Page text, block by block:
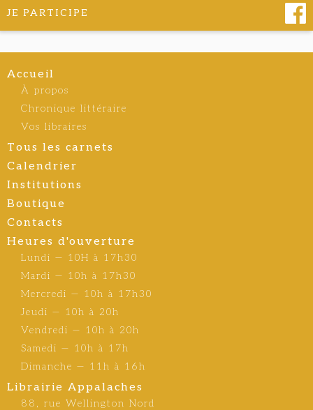
JE PARTICIPE
Accueil
À propos
Chronique littéraire
Vos libraires
Tous les carnets
Calendrier
Institutions
Boutique
Contacts
Heures d'ouverture
Lundi — 10H à 17h30
Mardi — 10h à 17h30
Mercredi — 10h à 17h30
Jeudi — 10h à 20h
Vendredi — 10h à 20h
Samedi — 10h à 17h
Dimanche — 11h à 16h
Librairie Appalaches
88, rue Wellington Nord